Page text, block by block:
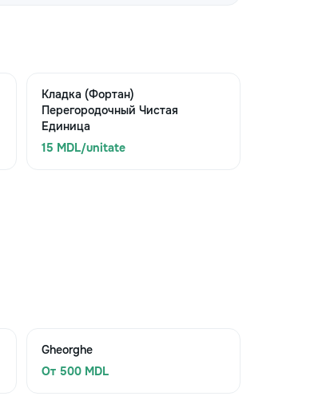
Кладка (Фортан)
Перегородочный Чистая
Единица
15 MDL/unitate
Gheorghe
От 500 MDL